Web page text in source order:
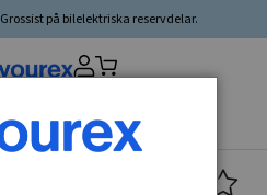
på bilelektriska reservdelar.
▼